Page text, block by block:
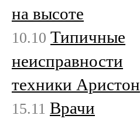
на высоте
10.10 Типичные
неисправности
техники Аристон
15.11 Врачи